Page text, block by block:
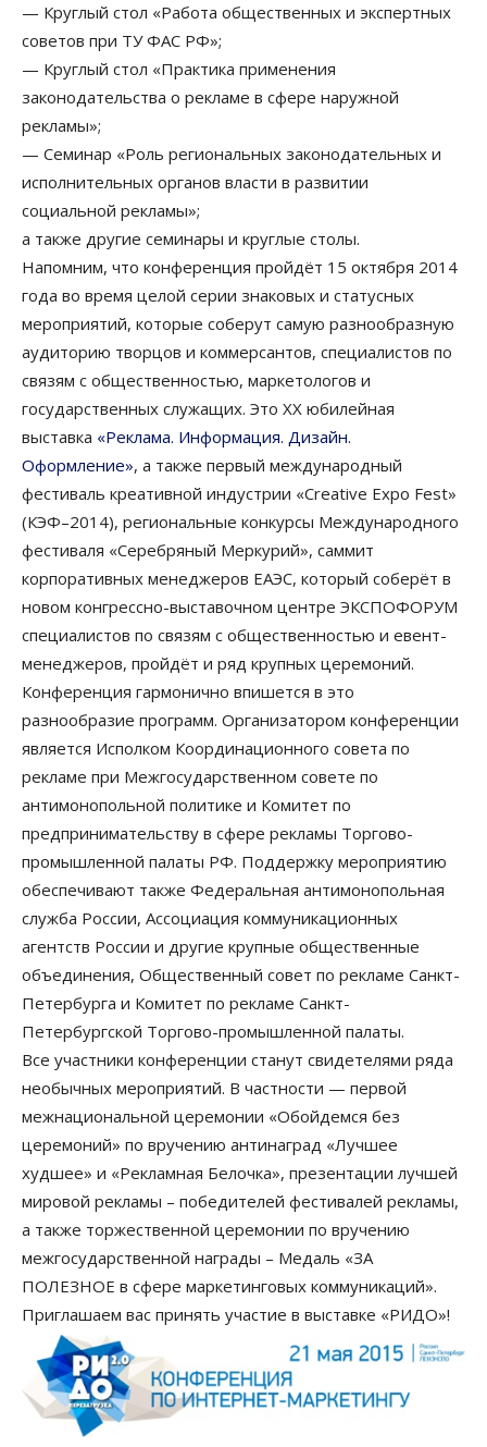
— Круглый стол «Работа общественных и экспертных
советов при ТУ ФАС РФ»;
— Круглый стол «Практика применения
законодательства о рекламе в сфере наружной
рекламы»;
— Семинар «Роль региональных законодательных и
исполнительных органов власти в развитии
социальной рекламы»;
а также другие семинары и круглые столы.
Напомним, что конференция пройдёт 15 октября 2014
года во время целой серии знаковых и статусных
мероприятий, которые соберут самую разнообразную
аудиторию творцов и коммерсантов, специалистов по
связям с общественностью, маркетологов и
государственных служащих. Это ХХ юбилейная
выставка «Реклама. Информация. Дизайн.
Оформление», а также первый международный
фестиваль креативной индустрии «Creative Expo Fest»
(КЭФ–2014), региональные конкурсы Международного
фестиваля «Серебряный Меркурий», саммит
корпоративных менеджеров ЕАЭС, который соберёт в
новом конгрессно-выставочном центре ЭКСПОФОРУМ
специалистов по связям с общественностью и евент-
менеджеров, пройдёт и ряд крупных церемоний.
Конференция гармонично впишется в это
разнообразие программ. Организатором конференции
является Исполком Координационного совета по
рекламе при Межгосударственном совете по
антимонопольной политике и Комитет по
предпринимательству в сфере рекламы Торгово-
промышленной палаты РФ. Поддержку мероприятию
обеспечивают также Федеральная антимонопольная
служба России, Ассоциация коммуникационных
агентств России и другие крупные общественные
объединения, Общественный совет по рекламе Санкт-
Петербурга и Комитет по рекламе Санкт-
Петербургской Торгово-промышленной палаты.
Все участники конференции станут свидетелями ряда
необычных мероприятий. В частности — первой
межнациональной церемонии «Обойдемся без
церемоний» по вручению антинаград «Лучшее
худшее» и «Рекламная Белочка», презентации лучшей
мировой рекламы – победителей фестивалей рекламы,
а также торжественной церемонии по вручению
межгосударственной награды – Медаль «ЗА
ПОЛЕЗНОЕ в сфере маркетинговых коммуникаций».
Приглашаем вас принять участие в выставке «РИДО»!